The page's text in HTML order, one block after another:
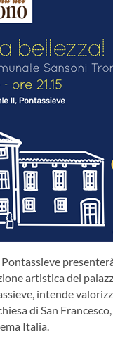
artistica del
intende
di San
Italia.